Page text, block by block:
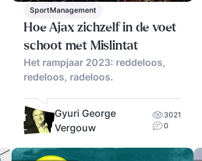
SportManagement
Hoe Ajax zichzelf in de voet
schoot met Mislintat
Het rampjaar 2023: reddeloos,
redeloos, radeloos.
Gyuri George
Vergouw
3021
0